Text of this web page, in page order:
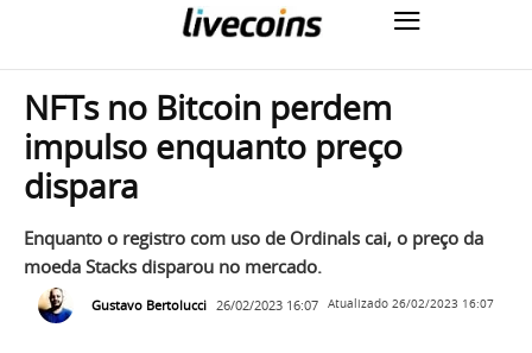
NFTs no Bitcoin perdem
impulso enquanto preço
dispara
Enquanto o registro com uso de Ordinals cai, o preço da
moeda Stacks disparou no mercado.
Gustavo Bertolucci 26/02/2023 16:07 Atualizado 26/02/2023 16:07